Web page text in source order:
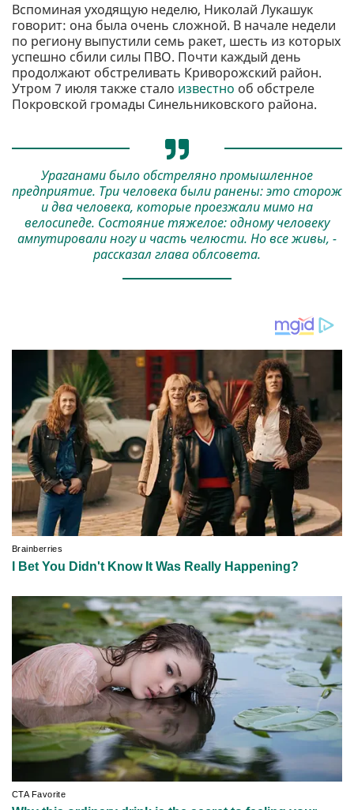
Вспоминая уходящую неделю, Николай Лукашук
говорит: она была очень сложной. В начале недели
по региону выпустили семь ракет, шесть из которых
успешно сбили силы ПВО. Почти каждый день
продолжают обстреливать Криворожский район.
Утром 7 июля также стало известно об обстреле
Покровской громады Синельниковского района.
Ураганами было обстреляно промышленное
предприятие. Три человека были ранены: это сторож
и два человека, которые проезжали мимо на
велосипеде. Состояние тяжелое: одному человеку
ампутировали ногу и часть челюсти. Но все живы, -
рассказал глава облсовета.